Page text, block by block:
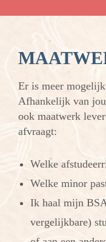
Er is meer
Afhankelijk van
ook maatwerk
afvraagt:
Welke
Welke minor
Ik haal mijn
vergelijkbare)